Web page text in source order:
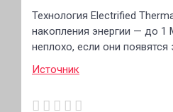
Технология Electrified
накопления энергии — до 1
неплохо, если они появятся
Источник